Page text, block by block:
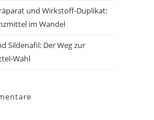
und Wirkstoff-Duplikat:
im Wandel
Sildenafil: Der Weg zur
Wahl